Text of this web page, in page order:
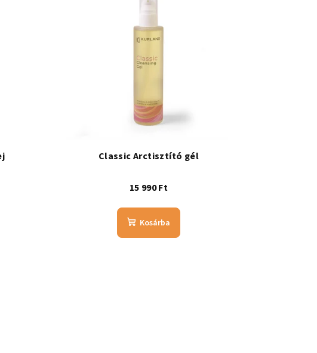
Classic Arctisztító gél
15 990 Ft
Kosárba